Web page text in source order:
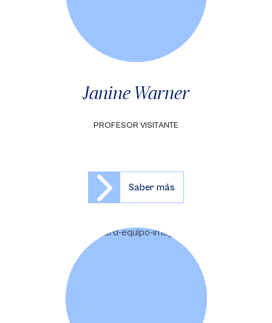
Janine Warner
PROFESOR VISITANTE
Saber más